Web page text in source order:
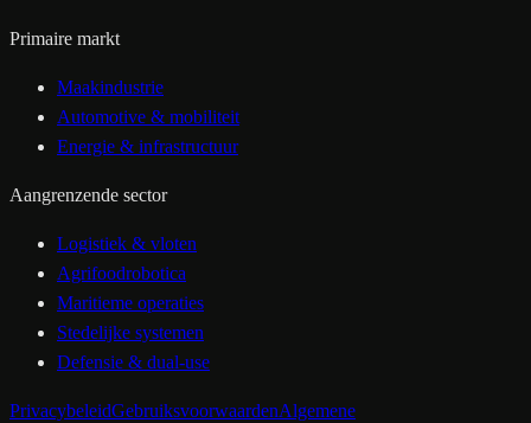
Primaire markt
Maakindustrie
Automotive & mobiliteit
Energie & infrastructuur
Aangrenzende sector
Logistiek & vloten
Agrifoodrobotica
Maritieme operaties
Stedelijke systemen
Defensie & dual-use
PrivacybeleidGebruiksvoorwaardenAlgemene